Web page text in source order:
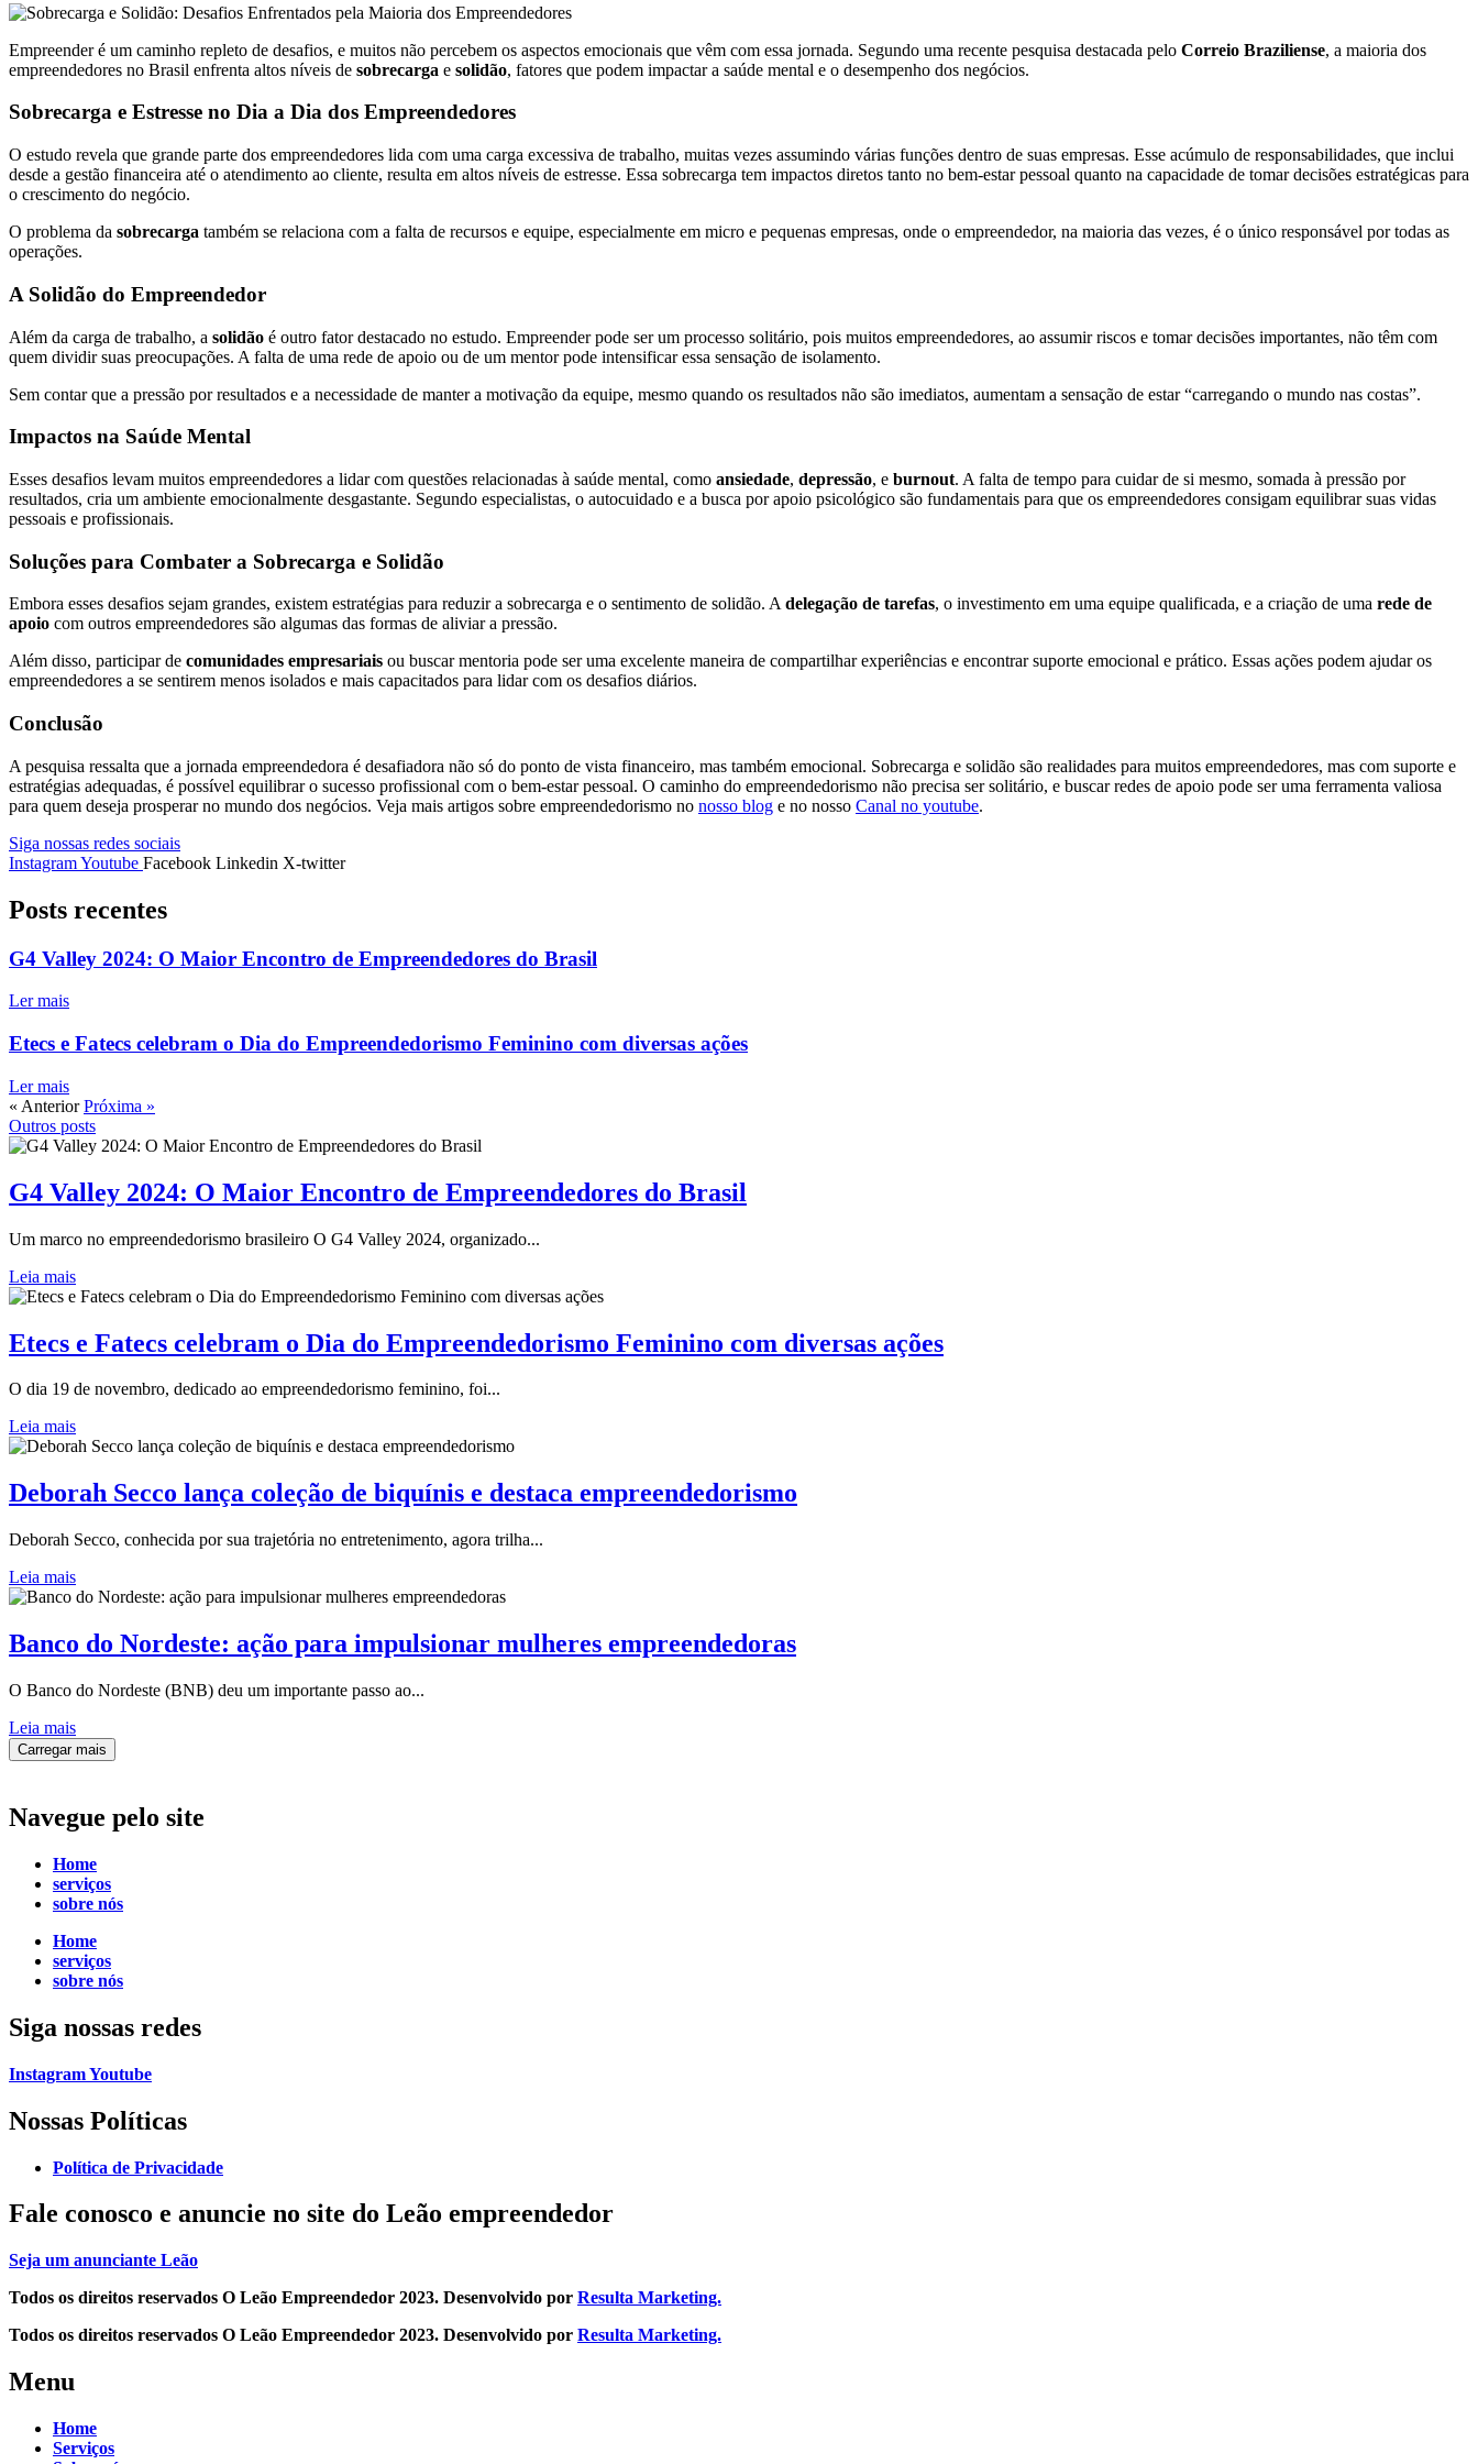
Empreender é um caminho repleto de desafios, e muitos não percebem os aspectos emocionais que vêm com essa jornada. Segundo uma recente pesquisa destacada pelo Correio Braziliense, a maioria dos
empreendedores no Brasil enfrenta altos níveis de sobrecarga e solidão, fatores que podem impactar a saúde mental e o desempenho dos negócios.
Sobrecarga e Estresse no Dia a Dia dos Empreendedores
O estudo revela que grande parte dos empreendedores lida com uma carga excessiva de trabalho, muitas vezes assumindo várias funções dentro de suas empresas. Esse acúmulo de responsabilidades, que inclui
desde a gestão financeira até o atendimento ao cliente, resulta em altos níveis de estresse. Essa sobrecarga tem impactos diretos tanto no bem-estar pessoal quanto na capacidade de tomar decisões estratégicas para
o crescimento do negócio.
O problema da sobrecarga também se relaciona com a falta de recursos e equipe, especialmente em micro e pequenas empresas, onde o empreendedor, na maioria das vezes, é o único responsável por todas as
operações.
A Solidão do Empreendedor
Além da carga de trabalho, a solidão é outro fator destacado no estudo. Empreender pode ser um processo solitário, pois muitos empreendedores, ao assumir riscos e tomar decisões importantes, não têm com
quem dividir suas preocupações. A falta de uma rede de apoio ou de um mentor pode intensificar essa sensação de isolamento.
Sem contar que a pressão por resultados e a necessidade de manter a motivação da equipe, mesmo quando os resultados não são imediatos, aumentam a sensação de estar “carregando o mundo nas costas”.
Impactos na Saúde Mental
Esses desafios levam muitos empreendedores a lidar com questões relacionadas à saúde mental, como ansiedade, depressão, e burnout. A falta de tempo para cuidar de si mesmo, somada à pressão por
resultados, cria um ambiente emocionalmente desgastante. Segundo especialistas, o autocuidado e a busca por apoio psicológico são fundamentais para que os empreendedores consigam equilibrar suas vidas
pessoais e profissionais.
Soluções para Combater a Sobrecarga e Solidão
Embora esses desafios sejam grandes, existem estratégias para reduzir a sobrecarga e o sentimento de solidão. Adelegação de tarefas, o investimento em uma equipe qualificada, e a criação de uma rede de
apoio com outros empreendedores são algumas das formas de aliviar a pressão.
Além disso, participar de comunidades empresariais ou buscar mentoria pode ser uma excelente maneira de compartilhar experiências e encontrar suporte emocional e prático. Essas ações podem ajudar os
empreendedores a se sentirem menos isolados e mais capacitados para lidar com os desafios diários.
Conclusão
A pesquisa ressalta que a jornada empreendedora é desafiadora não só do ponto de vista financeiro, mas também emocional. Sobrecarga e solidão são realidades para muitos empreendedores, mas com suporte e
estratégias adequadas, é possível equilibrar o sucesso profissional com o bem-estar pessoal. O caminho do empreendedorismo não precisa ser solitário, e buscar redes de apoio pode ser uma ferramenta valiosa
para quem deseja prosperar no mundo dos negócios. Veja mais artigos sobre empreendedorismo no nosso blog e no nosso Canal no youtube.
Siga nossas redes sociais
InstagramYoutube Facebook Linkedin X-twitter
Posts recentes
G4 Valley 2024: O Maior Encontro de Empreendedores do Brasil
Ler mais
Etecs e Fatecs celebram o Dia do Empreendedorismo Feminino com diversas ações
Ler mais
« Anterior Próxima »
Outros posts
G4 Valley 2024: O Maior Encontro de Empreendedores do Brasil
Um marco no empreendedorismo brasileiro O G4 Valley 2024, organizado...
Leia mais
Etecs e Fatecs celebram o Dia do Empreendedorismo Feminino com diversas ações
O dia 19 de novembro, dedicado ao empreendedorismo feminino, foi...
Leia mais
Deborah Secco lança coleção de biquínis e destaca empreendedorismo
Deborah Secco, conhecida por sua trajetória no entretenimento, agora trilha...
Leia mais
Banco do Nordeste: ação para impulsionar mulheres empreendedoras
O Banco do Nordeste (BNB) deu um importante passo ao...
Leia mais
Carregar mais
Navegue pelo site
Home
serviços
sobre nós
Home
serviços
sobre nós
Siga nossas redes
InstagramYoutube
Nossas Políticas
Política de Privacidade
Fale conosco e anuncie no site do Leão empreendedor
Seja um anunciante Leão
Todos os direitos reservados O Leão Empreendedor 2023. Desenvolvido por Resulta Marketing.
Todos os direitos reservados O Leão Empreendedor 2023. Desenvolvido por Resulta Marketing.
Menu
Home
Serviços